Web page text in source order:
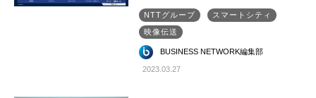
NTTグループ
スマートシティ
映像伝送
BUSINESS NETWORK編集部
2023.03.27